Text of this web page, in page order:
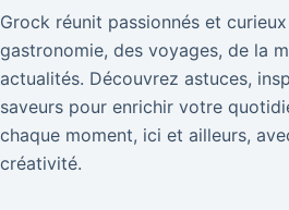
Grock réunit passionnés et
gastronomie, des voyages, de la
actualités. Découvrez astuces,
saveurs pour enrichir votre
chaque moment, ici et ailleurs,
créativité.